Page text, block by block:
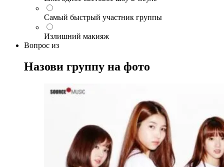
Самый быстрый участник группы
Излишний макияж
Вопрос из
Назови группу на фото